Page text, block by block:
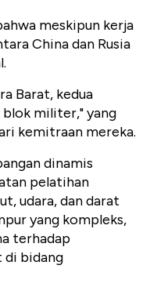
meskipun kerja
China dan Rusia
Barat, kedua
militer," yang
kemitraan mereka.
dinamis
pelatihan
udara, dan darat
yang kompleks,
terhadap
di bidang